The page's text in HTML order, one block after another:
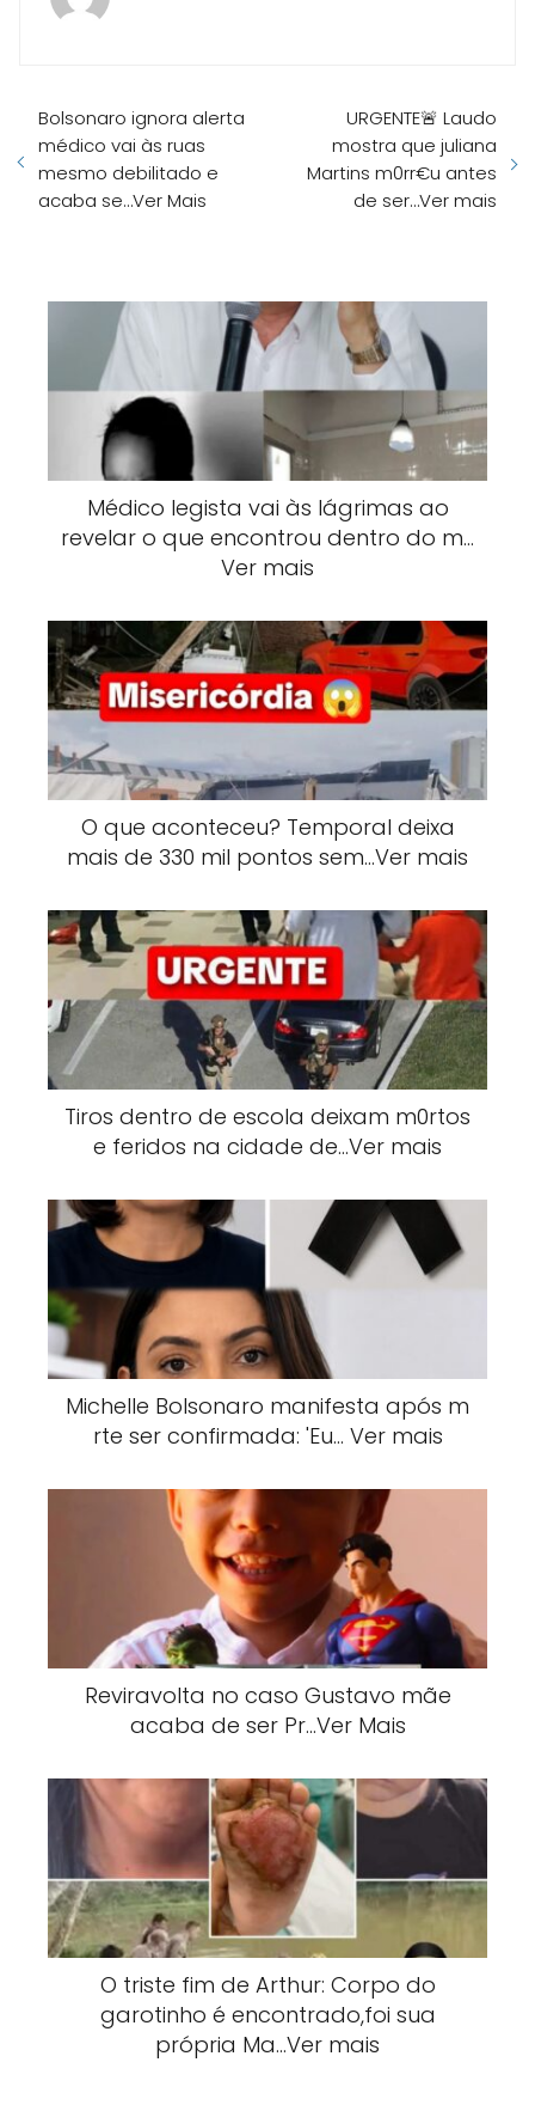
Bolsonaro ignora alerta
médico vai às ruas
mesmo debilitado e
acaba se…Ver Mais
URGENTE🚨 Laudo
mostra que juliana
Martins m0rr€u antes
de ser…Ver mais
Médico legista vai às lágrimas ao
revelar o que encontrou dentro do m…
Ver mais
O que aconteceu? Temporal deixa
mais de 330 mil pontos sem…Ver mais
Tiros dentro de escola deixam m0rtos
e feridos na cidade de…Ver mais
Michelle Bolsonaro manifesta após m
rte ser confirmada: 'Eu… Ver mais
Reviravolta no caso Gustavo mãe
acaba de ser Pr…Ver Mais
O triste fim de Arthur: Corpo do
garotinho é encontrado,foi sua
própria Ma…Ver mais